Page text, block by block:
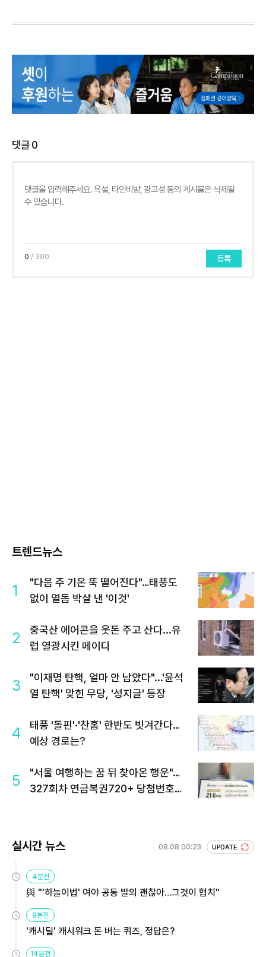
댓글0
0 / 300 등록
트렌드뉴스
1
"다음 주 기온 뚝 떨어진다"…태풍도
없이 열돔 박살 낸 '이것'
2
중국산 에어콘을 웃돈 주고 산다...유
럽 열광시킨 메이디
3
"이재명 탄핵, 얼마 안 남았다"...'윤석
열 탄핵' 맞힌 무당, '성지글' 등장
4
태풍 '돌핀'·'찬홈' 한반도 빗겨간다…
예상 경로는?
5
"서울 여행하는 꿈 뒤 찾아온 행운"…
327회차 연금복권720+ 당첨번호조
실시간 뉴스 08.08 00:23 UPDATE
4분전
與 "'하늘이법' 여야 공동 발의 괜찮아…그것이 협치"
9분전
'캐시딜' 캐시워크 돈 버는 퀴즈, 정답은?
14분전